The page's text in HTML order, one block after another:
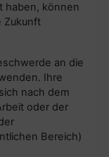
haben, können
Zukunft
an die
Ihre
nach dem
oder der
Bereich)